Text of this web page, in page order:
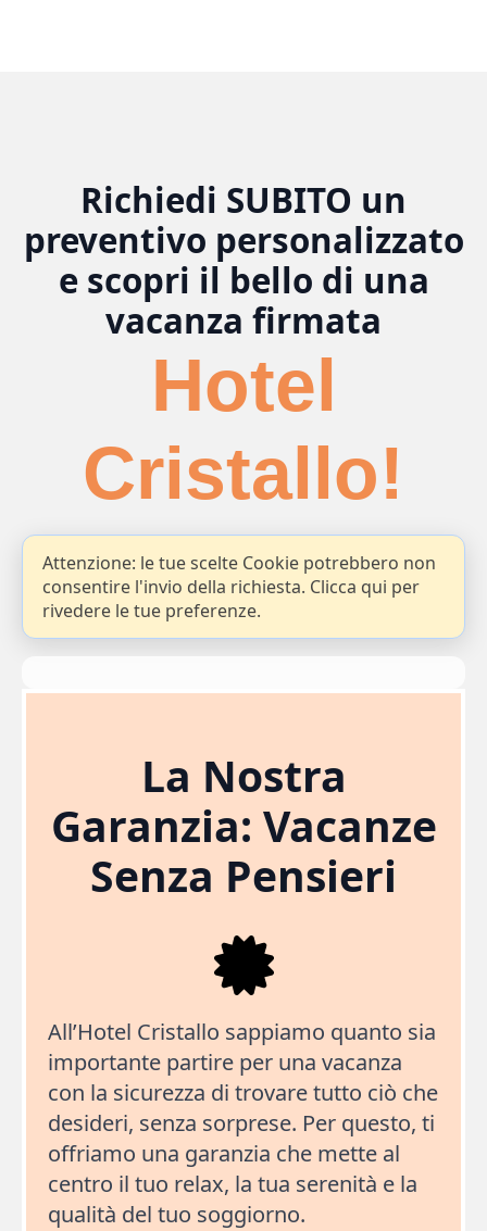
Richiedi SUBITO un
preventivo personalizzato
e scopri il bello di una
vacanza firmata
Hotel
Cristallo!
Attenzione: le tue scelte Cookie potrebbero non
consentire l'invio della richiesta. Clicca qui per
rivedere le tue preferenze.
La Nostra
Garanzia: Vacanze
Senza Pensieri
All’Hotel Cristallo sappiamo quanto sia
importante partire per una vacanza
con la sicurezza di trovare tutto ciò che
desideri, senza sorprese. Per questo, ti
offriamo una garanzia che mette al
centro il tuo relax, la tua serenità e la
qualità del tuo soggiorno.